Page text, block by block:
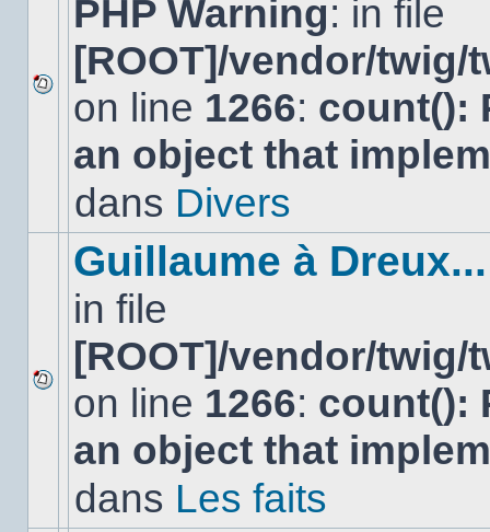
Aucun
nouveau
message
non-
dans
PHP Warning: in file
[ROOT]/vendor/
on line 1266: count():
an object that
dans Divers
Aucun
nouveau
message
non-
dans
Guillaume à Dreux...
in file
[ROOT]/vendor/
on line 1266: count():
an object that
dans Les faits